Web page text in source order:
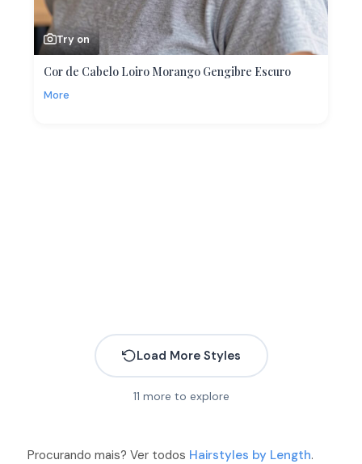
Try on
Cor de Cabelo Loiro Morango Gengibre Escuro
More
Load More Styles
11 more to explore
Procurando mais? Ver todos Hairstyles by Length.